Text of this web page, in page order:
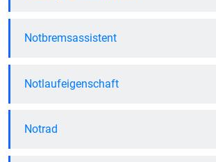
Notbremsassistent
Notlaufeigenschaft
Notrad